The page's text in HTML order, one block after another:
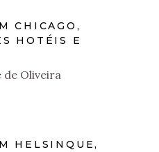
CHICAGO,
HOTÉIS E
de Oliveira
HELSINQUE,